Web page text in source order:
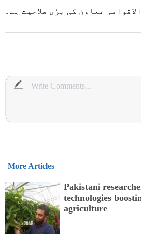
تعاون کی بڑی صلاحیت ہے۔
More Articles
Pakistani
technologies
agriculture